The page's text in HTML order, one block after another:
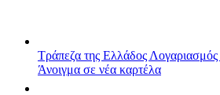
Τράπεζα της Ελλάδος
Άνοιγμα σε νέα καρτέλα